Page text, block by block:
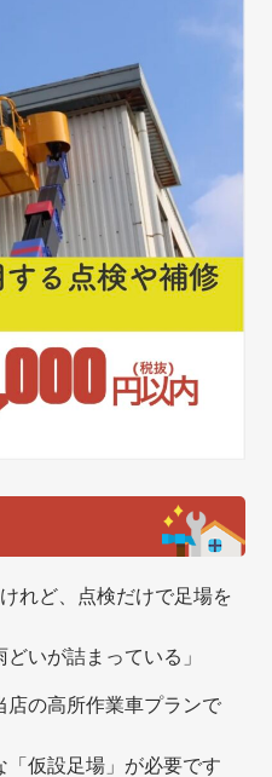
れど、点検だけで足場を
どいが詰まっている」
店の高所作業車プランで
仮設足場」が必要です